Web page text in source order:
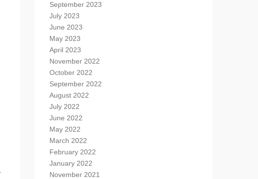
September 2023
July 2023
June 2023
May 2023
April 2023
November 2022
October 2022
September 2022
August 2022
July 2022
June 2022
May 2022
March 2022
February 2022
January 2022
November 2021